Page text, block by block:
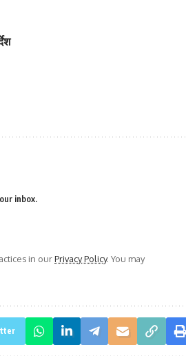
inbox.
in ourPrivacy Policy. You may